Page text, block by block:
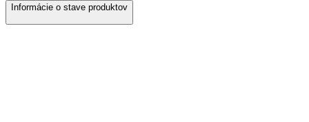
Informácie o stave produktov